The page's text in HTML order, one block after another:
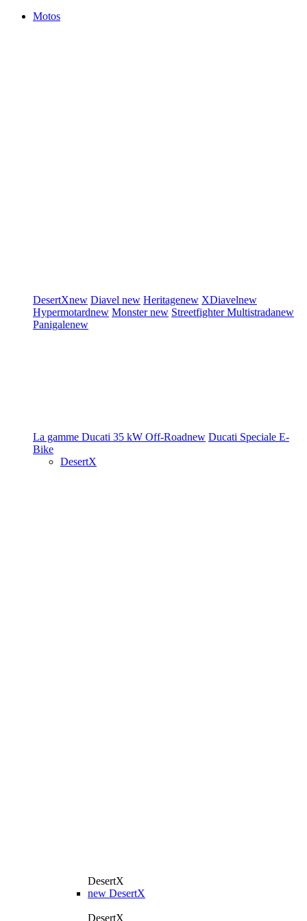
Motos
DesertXnew Diavel new Heritagenew XDiavelnew
Hypermotardnew Monsternew StreetfighterMultistradanew
Panigalenew
La gamme Ducati 35 kW Off-Roadnew Ducati Speciale E-
Bike
DesertX
DesertX
new DesertX
DesertX